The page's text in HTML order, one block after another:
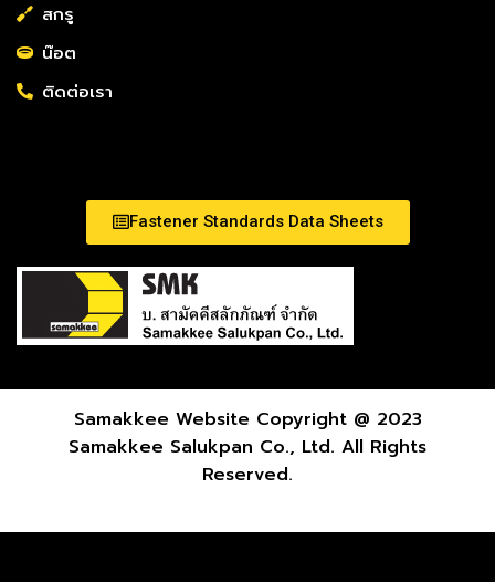
สกรู
น๊อต
ติดต่อเรา
Fastener Standards Data Sheets
Samakkee Website Copyright @ 2023
Samakkee Salukpan Co., Ltd. All Rights
Reserved.